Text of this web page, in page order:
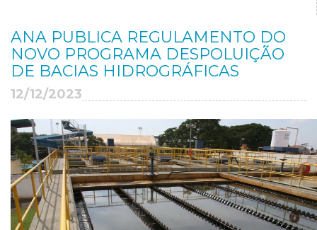
ANA PUBLICA REGULAMENTO DO
NOVO PROGRAMA DESPOLUIÇÃO
DE BACIAS HIDROGRÁFICAS
12/12/2023